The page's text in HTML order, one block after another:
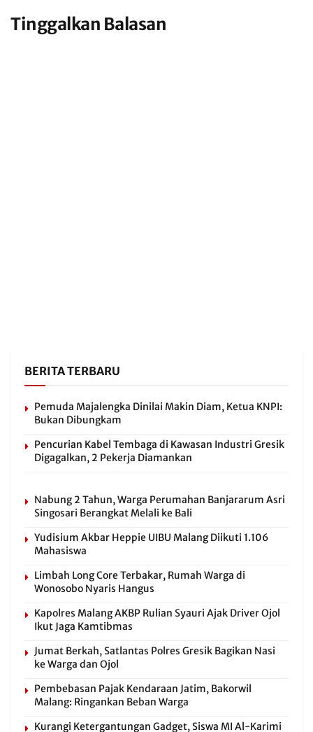
Tinggalkan Balasan
BERITA TERBARU
Pemuda Majalengka Dinilai Makin Diam, Ketua KNPI:
Bukan Dibungkam
Pencurian Kabel Tembaga di Kawasan Industri Gresik
Digagalkan, 2 Pekerja Diamankan
Nabung 2 Tahun, Warga Perumahan Banjararum Asri
Singosari Berangkat Melali ke Bali
Yudisium Akbar Heppie UIBU Malang Diikuti 1.106
Mahasiswa
Limbah Long Core Terbakar, Rumah Warga di
Wonosobo Nyaris Hangus
Kapolres Malang AKBP Rulian Syauri Ajak Driver Ojol
Ikut Jaga Kamtibmas
Jumat Berkah, Satlantas Polres Gresik Bagikan Nasi
ke Warga dan Ojol
Pembebasan Pajak Kendaraan Jatim, Bakorwil
Malang: Ringankan Beban Warga
Kurangi Ketergantungan Gadget, Siswa MI Al-Karimi